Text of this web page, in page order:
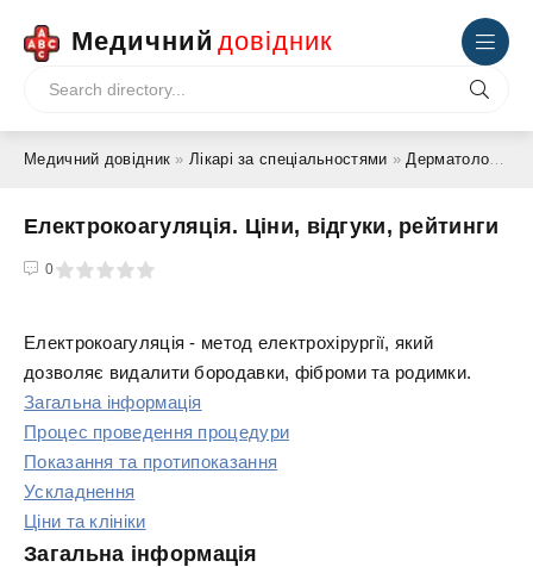
Медичний довідник
Медичний довідник »Лікарі за спеціальностями »Дерматолог »
Електрокоагуляція. Ціни, відгуки, рейтинги
0
5
Електрокоагуляція - метод електрохірургії, який
дозволяє видалити бородавки, фіброми та родимки.
Загальна інформація
Процес проведення процедури
Показання та протипоказання
Ускладнення
Ціни та клініки
Загальна інформація